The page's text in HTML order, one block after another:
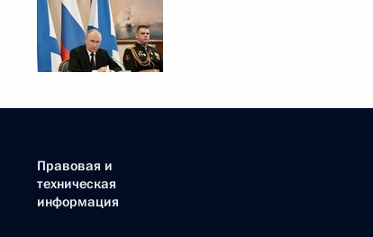
Правовая и
техническая
информация